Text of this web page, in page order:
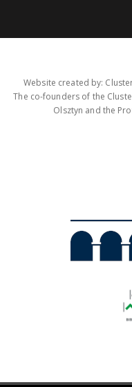
Website created by:
The co-founders of the
Olsztyn and the